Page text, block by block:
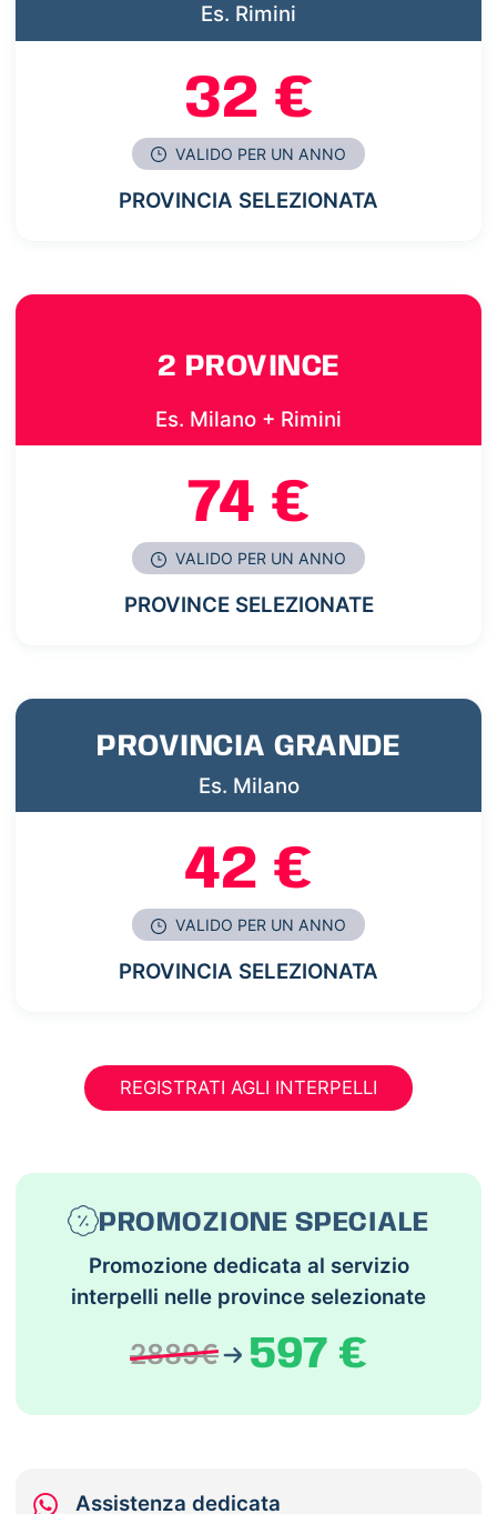
Es. Rimini
32 €
VALIDO PER UN ANNO
PROVINCIA SELEZIONATA
2 PROVINCE
Es. Milano + Rimini
74 €
VALIDO PER UN ANNO
PROVINCE SELEZIONATE
PROVINCIA GRANDE
Es. Milano
42 €
VALIDO PER UN ANNO
PROVINCIA SELEZIONATA
REGISTRATI AGLI INTERPELLI
PROMOZIONE SPECIALE
Promozione dedicata al servizio
interpelli nelle province selezionate
2889€ 597 €
Assistenza dedicata